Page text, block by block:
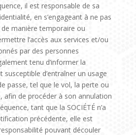
il est responsable de sa
en s’engageant à ne pas
manière temporaire ou
l’accès aux services et/ou
par des personnes
tenu d’informer la
susceptible d’entraîner un usage
passe, tel que le vol, la perte ou
afin de procéder à son annulation
tant que la SOCIÉTÉ n’a
précédente, elle est
pouvant découler